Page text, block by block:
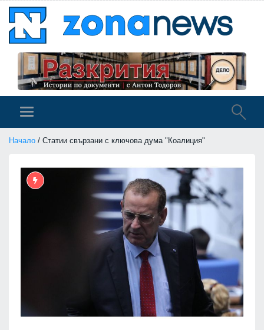
Начало / Статии свързани с ключова дума "Коалиция"